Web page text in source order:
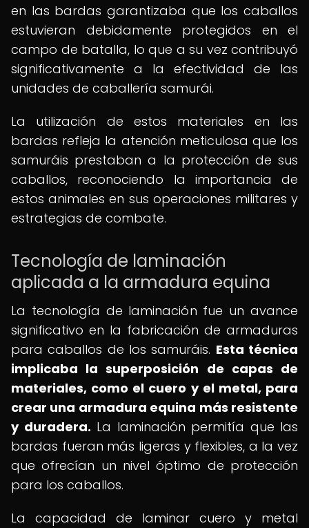
en las bardas garantizaba que los caballos
estuvieran debidamente protegidos en el
campo de batalla, lo que a su vez contribuyó
significativamente a la efectividad de las
unidades de caballería samurái.
La utilización de estos materiales en las
bardas refleja la atención meticulosa que los
samuráis prestaban a la protección de sus
caballos, reconociendo la importancia de
estos animales en sus operaciones militares y
estrategias de combate.
Tecnología de laminación
aplicada a la armadura equina
La tecnología de laminación fue un avance
significativo en la fabricación de armaduras
para caballos de los samuráis. Esta técnica
implicaba la superposición de capas de
materiales, como el cuero y el metal, para
crear una armadura equina más resistente
y duradera. La laminación permitía que las
bardas fueran más ligeras y flexibles, a la vez
que ofrecían un nivel óptimo de protección
para los caballos.
La capacidad de laminar cuero y metal